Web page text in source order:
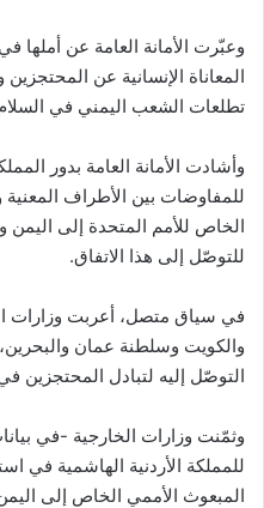
وعبّرت الأمانة العامة عن
المعاناة الإنسانية عن
تطلعات الشعب اليمني في السلام
وأشادت الأمانة العامة بدور
للمفاوضات بين الأطراف
الخاص للأمم المتحدة إلى اليمن
للتوصّل إلى هذا الاتفاق.
في سياق متصل، أعربت وزارات
والكويت وسلطنة عمان والبحرين،
التوصّل إليه لتبادل المحتجزين
وثمّنت وزارات الخارجية -في
للمملكة الأردنية الهاشمية في
المبعوث الأممي الخاص إلى